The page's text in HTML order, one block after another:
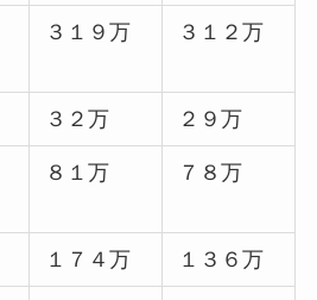
３１９万 ３１２万
３２万 ２９万
８１万 ７８万
１７４万 １３６万